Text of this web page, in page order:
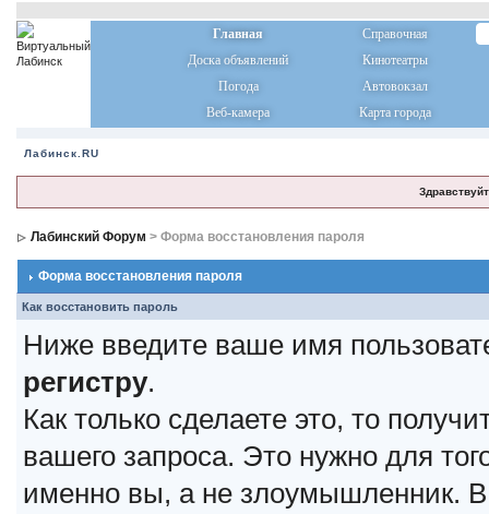
Главная
Справочная
Доска объявлений
Кинотеатры
Погода
Автовокзал
Веб-камера
Карта города
Лабинск.RU
Лабинский Форум > Форма восстановления пароля
Форма восстановления пароля
Как восстановить пароль
Ниже введите ваше имя
регистру.
Как только сделаете это, то
вашего запроса. Это нужно для
именно вы, а не злоумышленник. В